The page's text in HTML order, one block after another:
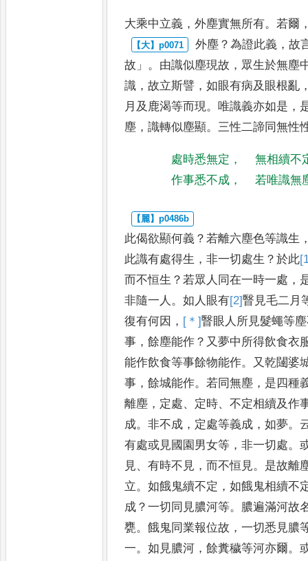
大乘中立義 ，外塵實無所有。 若爾
外塵 ？為證此義 ，故
故 」。 由識似塵現故 ， 眾生於無塵
識 ，故立斯譬 ，如眼有病及眼根亂
月 及鹿渴等而現 。 唯識義亦如是 ，
塵 ，識轉似塵顯。 三性二諦同無性
處時悉無定 ，
無相續不
作事悉不成 ， 若唯識無
此偈欲顯何義 ？若離六塵色等識生
此識有處得生 ，非一切處生 ？於此
而不恒生 ？若眾人同在一時一處 ，
非隨一人 。如人眼有[2]瞖見毛二月
復有何因 ， [＊]瞖眼人所見髮蠅等
事 ，餘塵能作 ？ 又夢中所得飲食衣
能作飲食等事餘物能作。
又乾闥婆
事 ，餘城能作。若同無塵 ， 是四種
離塵 ， 定處、 定時、不定相續及作
成。非不成 ， 定處等義成 ，如夢。
有處或見國園男女等 ，非一切處。
見、有時不見 ， 而不恒見。 是故離
立。如餓鬼續不定 ，如餓鬼相續不
成 ？一切同見膿河等。 膿遍滿河故
甕。餓鬼同業報位故 ，一切悉見膿
一。如見膿河 ，餘糞穢等河亦爾。